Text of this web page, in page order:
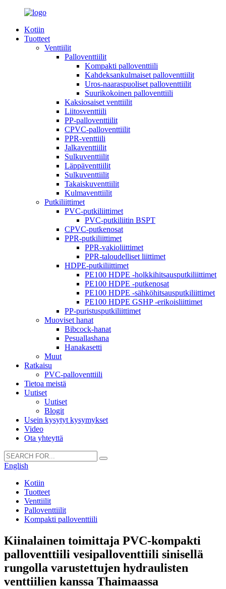
Kotiin
Tuotteet
Venttiilit
Palloventtiilit
Kompakti palloventtiili
Kahdeksankulmaiset palloventtiilit
Uros-naaraspuoliset palloventtiilit
Suurikokoinen palloventtiili
Kaksiosaiset venttiilit
Liitosventtiili
PP-palloventtiilit
CPVC-palloventtiilit
PPR-venttiili
Jalkaventtiilit
Sulkuventtiilit
Läppäventtiilit
Sulkuventtiilit
Takaiskuventtiilit
Kulmaventtiilit
Putkiliittimet
PVC-putkiliittimet
PVC-putkiliitin BSPT
CPVC-putkenosat
PPR-putkiliittimet
PPR-vakioliittimet
PPR-taloudelliset liittimet
HDPE-putkiliittimet
PE100 HDPE -holkkihitsausputkiliittimet
PE100 HDPE -putkenosat
PE100 HDPE -sähköhitsausputkiliittimet
PE100 HDPE GSHP -erikoisliittimet
PP-puristusputkiliittimet
Muoviset hanat
Bibcock-hanat
Pesuallashana
Hanakasetti
Muut
Ratkaisu
PVC-palloventtiili
Tietoa meistä
Uutiset
Uutiset
Blogit
Usein kysytyt kysymykset
Video
Ota yhteyttä
English
Kotiin
Tuotteet
Venttiilit
Palloventtiilit
Kompakti palloventtiili
Kiinalainen toimittaja PVC-kompakti
palloventtiili vesipalloventtiili sinisellä
rungolla varustettujen hydraulisten
venttiilien kanssa Thaimaassa